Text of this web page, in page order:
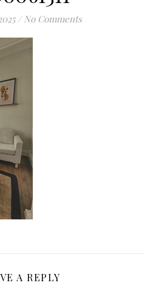
/ No Comments
A REPLY